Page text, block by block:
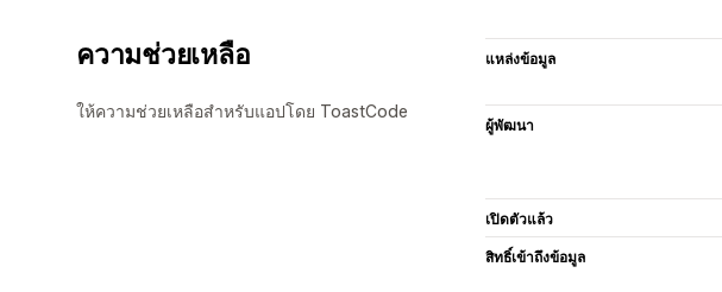
ความช่วยเหลือ
ให้ความช่วยเหลือสำหรับแอปโดย ToastCode
แหล่งข้อมูล
ผู้พัฒนา
เปิดตัวแล้ว
สิทธิ์เข้าถึงข้อมูล